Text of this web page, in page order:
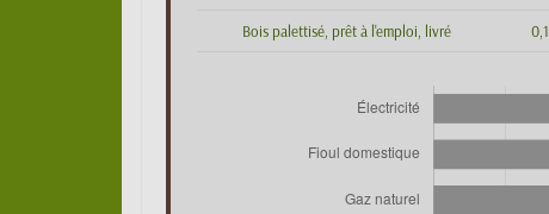
Bois palettisé, prêt à l'emploi, livré